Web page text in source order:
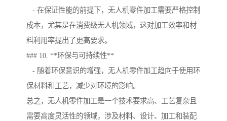
- 在保证性能的前提下，无人机零件加工需要严格控制
成本，尤其是在消费级无人机领域，这对加工效率和材
料利用率提出了更高要求。
### 10. **环保与可持续性**
- 随着环保意识的增强，无人机零件加工趋向于使用环
保材料和工艺，减少对环境的影响。
总之，无人机零件加工是一个技术要求高、工艺复杂且
需要高度灵活性的领域，涉及材料、设计、加工和装配